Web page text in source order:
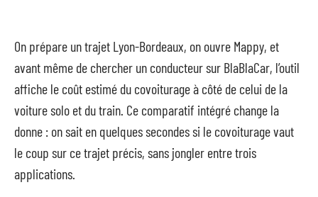
On prépare un trajet Lyon-Bordeaux, on ouvre Mappy, et
avant même de chercher un conducteur sur BlaBlaCar, l’outil
affiche le coût estimé du covoiturage à côté de celui de la
voiture solo et du train. Ce comparatif intégré change la
donne : on sait en quelques secondes si le covoiturage vaut
le coup sur ce trajet précis, sans jongler entre trois
applications.